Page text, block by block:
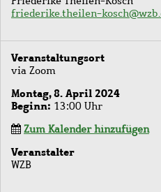
friederike.theilen-
Veranstaltungsort
via Zoom
Montag, 8. April 2024
Beginn 13:00 Uhr
Zum Kalender hinzufügen
Veranstalter
WZB